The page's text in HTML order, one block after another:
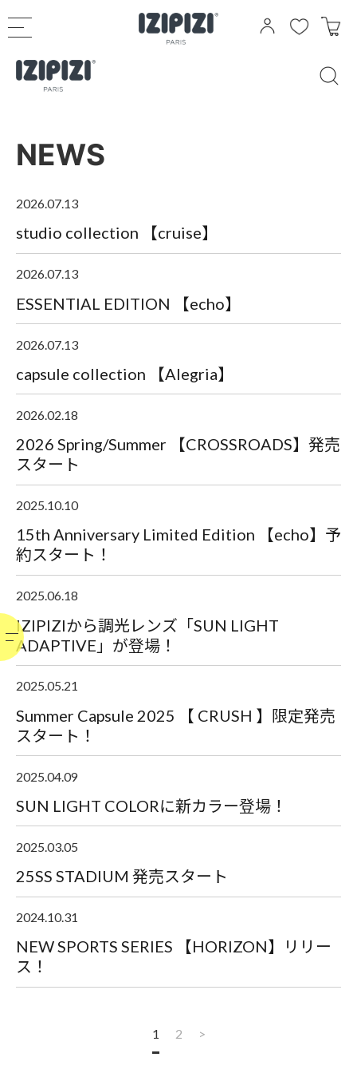
NEWS
2026.07.13
studio collection 【cruise】
2026.07.13
ESSENTIAL EDITION 【echo】
2026.07.13
capsule collection 【Alegria】
2026.02.18
2026 Spring/Summer 【CROSSROADS】発売
スタート
2025.10.10
15th Anniversary Limited Edition 【echo】予
約スタート！
2025.06.18
IZIPIZIから調光レンズ「SUN LIGHT
ADAPTIVE」が登場！
2025.05.21
Summer Capsule 2025 【 CRUSH 】限定発売
スタート！
2025.04.09
SUN LIGHT COLORに新カラー登場！
2025.03.05
25SS STADIUM 発売スタート
2024.10.31
NEW SPORTS SERIES 【HORIZON】リリー
ス！
1 2 >